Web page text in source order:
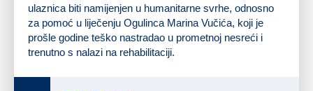
ulaznica biti namijenjen u humanitarne svrhe, odnosno
za pomoć u liječenju Ogulinca Marina Vučića, koji je
prošle godine teško nastradao u prometnoj nesreći i
trenutno s nalazi na rehabilitaciji.